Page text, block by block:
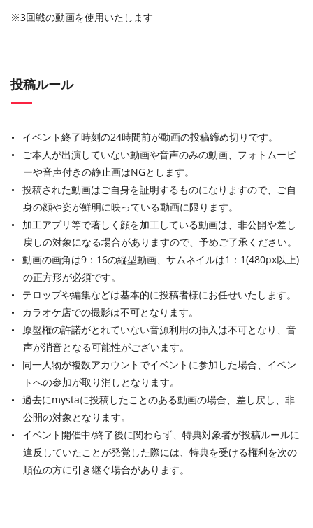
※3回戦の動画を使用いたします
投稿ルール
イベント終了時刻の24時間前が動画の投稿締め切りです。
ご本人が出演していない動画や音声のみの動画、フォトムービ
ーや音声付きの静止画はNGとします。
投稿された動画はご自身を証明するものになりますので、ご自
身の顔や姿が鮮明に映っている動画に限ります。
加工アプリ等で著しく顔を加工している動画は、非公開や差し
戻しの対象になる場合がありますので、予めご了承ください。
動画の画角は9：16の縦型動画、サムネイルは1：1(480px以上)
の正方形が必須です。
テロップや編集などは基本的に投稿者様にお任せいたします。
カラオケ店での撮影は不可となります。
原盤権の許諾がとれていない音源利用の挿入は不可となり、音
声が消音となる可能性がございます。
同一人物が複数アカウントでイベントに参加した場合、イベン
トへの参加が取り消しとなります。
過去にmystaに投稿したことのある動画の場合、差し戻し、非
公開の対象となります。
イベント開催中/終了後に関わらず、特典対象者が投稿ルールに
違反していたことが発覚した際には、特典を受ける権利を次の
順位の方に引き継ぐ場合があります。